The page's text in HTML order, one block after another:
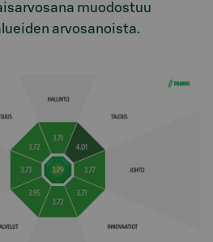
muodostuu
arvosanoista.